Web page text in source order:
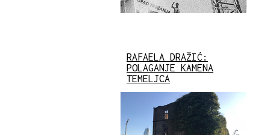
RAFAELA DRAŽIĆ:
POLAGANJE KAMENA
TEMELJCA